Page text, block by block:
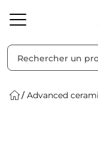
Advanced